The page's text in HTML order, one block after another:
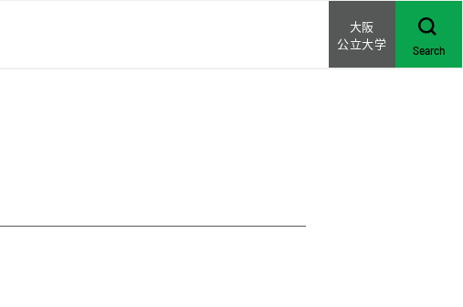
大阪
公立大学
Search